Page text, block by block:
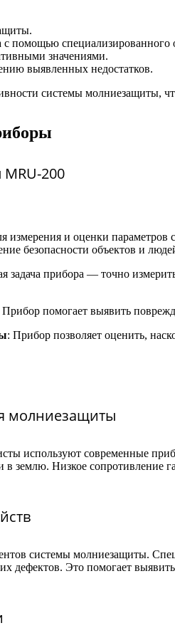
помощью специализированного
значениями.
выявленных недостатков.
системы
200
и оценки
безопасности объектов и
задача прибора — точно
Прибор помогает выявить
: Прибор позволяет оценить,
молниезащиты
используют современные
землю. Низкое
системы молниезащиты.
дефектов. Это помогает